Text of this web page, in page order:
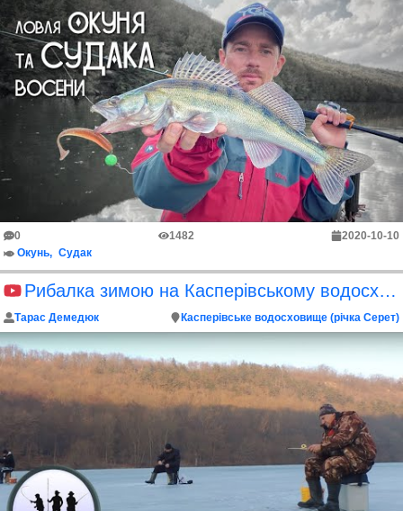
0 1482
2020-10-10
Окунь
Судак
Рибалка зимою на Касперівському водосховищі
Тарас Демедюк Касперівське водосховище (річка Серет)